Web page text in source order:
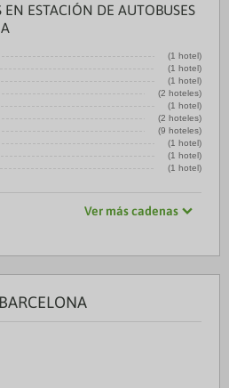
ESTACIÓN DE AUTOBUSES
(1 hotel)
(1 hotel)
(1 hotel)
(2 hoteles)
(1 hotel)
(2 hoteles)
(9 hoteles)
(1 hotel)
(1 hotel)
(1 hotel)
Ver más cadenas